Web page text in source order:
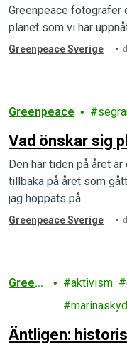
Greenpeace fotografer
planet som vi har
Greenpeace Sverige
Greenpeace
Vad önskar sig
Den här tiden på året
tillbaka på året som
jag hoppats på…
Greenpeace Sverige
Greenp
aktivism
Äntligen: